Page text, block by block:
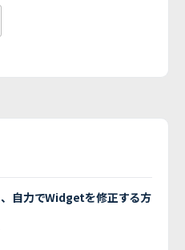
自力でWidgetを修正する方